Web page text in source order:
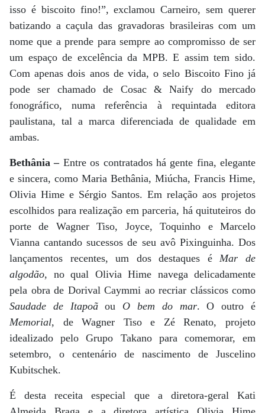
isso é biscoito fino!”, exclamou Carneiro, sem querer
batizando a caçula das gravadoras brasileiras com um
nome que a prende para sempre ao compromisso de ser
um espaço de excelência da MPB. E assim tem sido.
Com apenas dois anos de vida, o selo Biscoito Fino já
pode ser chamado de Cosac & Naify do mercado
fonográfico, numa referência à requintada editora
paulistana, tal a marca diferenciada de qualidade em
ambas.
Bethânia –Entre os contratados há gente fina, elegante
e sincera, como Maria Bethânia, Miúcha, Francis Hime,
Olivia Hime e Sérgio Santos. Em relação aos projetos
escolhidos para realização em parceria, há quituteiros do
porte de Wagner Tiso, Joyce, Toquinho e Marcelo
Vianna cantando sucessos de seu avô Pixinguinha. Dos
lançamentos recentes, um dos destaques éMar de
algodão, no qual Olivia Hime navega delicadamente
pela obra de Dorival Caymmi ao recriar clássicos como
Saudade de Itapoãou O bem do mar. O outro é
Memorial, de Wagner Tiso e Zé Renato, projeto
idealizado pelo Grupo Takano para comemorar, em
setembro, o centenário de nascimento de Juscelino
Kubitschek.
É desta receita especial que a diretora-geral Kati